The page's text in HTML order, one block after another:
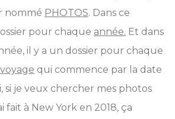
nommé PHOTOS. Dans ce
pour chaque année. Et dans
il y a un dossier pour chaque
qui commence par la date
si je veux chercher mes photos
fait à New York en 2018, ça